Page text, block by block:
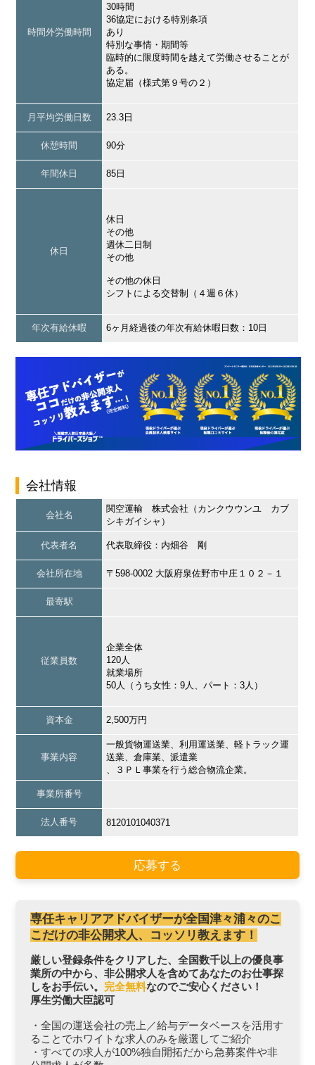
時間外労働時間
30時間
36協定における特別条項
あり
特別な事情・期間等
臨時的に限度時間を越えて労働させることが
ある。
協定届（様式第９号の２）
月平均労働日数 23.3日
休憩時間 90分
年間休日 85日
休日
休日
その他
週休二日制
その他
その他の休日
シフトによる交替制（４週６休）
年次有給休暇 6ヶ月経過後の年次有給休暇日数：10日
会社情報
会社名
関空運輸 株式会社（カンクウウンユ カブ
シキガイシャ）
代表者名 代表取締役：内畑谷 剛
会社所在地 〒598-0002 大阪府泉佐野市中庄１０２－１
最寄駅
従業員数
企業全体
120人
就業場所
50人（うち女性：9人、パート：3人）
資本金 2,500万円
事業内容
一般貨物運送業、利用運送業、軽トラック運
送業、倉庫業、派遣業
、３ＰＬ事業を行う総合物流企業。
事業所番号
法人番号 8120101040371
応募する
専任キャリアアドバイザーが全国津々浦々のこ
こだけの非公開求人、コッソリ教えます！
厳しい登録条件をクリアした、全国数千以上の優良事
業所の中から、非公開求人を含めてあなたのお仕事探
しをお手伝い。 完全無料なのでご安心ください！
厚生労働大臣認可
・全国の運送会社の売上／給与データベースを活用す
ることでホワイトな求人のみを厳選してご紹介
・すべての求人が100%独自開拓だから急募案件や非